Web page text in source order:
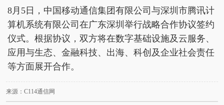
8月5日，中国移动通信集团有限公司与深圳市腾讯计
算机系统有限公司在广东深圳举行战略合作协议签约
仪式。根据协议，双方将在数字基础设施及云服务、
应用与生态、金融科技、出海、科创及企业社会责任
等方面展开合作。
来源：C114通信网